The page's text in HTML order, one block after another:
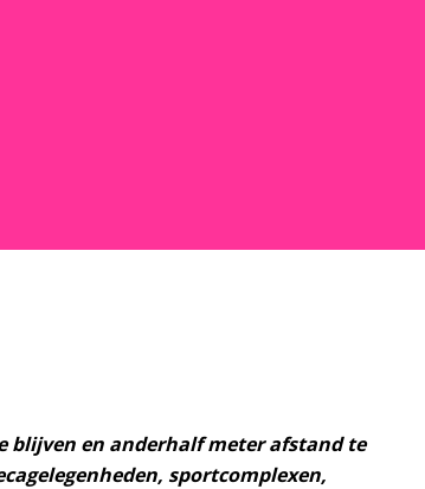
blijven en anderhalf meter afstand te
sportcomplexen,